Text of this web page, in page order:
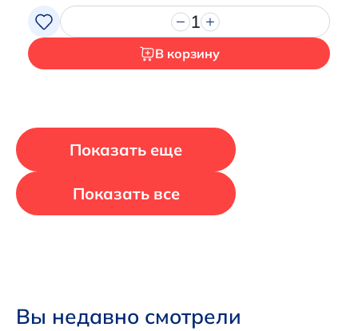
1
В корзину
Показать еще
Показать все
Вы недавно смотрели